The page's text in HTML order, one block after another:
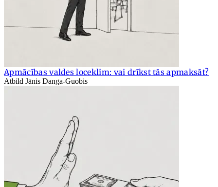
Apmācības valdes loceklim: vai drīkst tās apmaksāt?
Atbild Jānis Danga-Guobis